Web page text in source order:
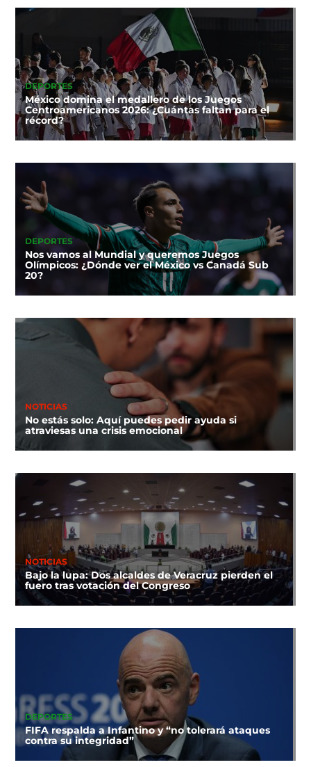
DEPORTES
México domina el medallero de los Juegos
Centroamericanos 2026: ¿Cuántas faltan para el
récord?
DEPORTES
Nos vamos al Mundial y queremos Juegos
Olímpicos: ¿Dónde ver el México vs Canadá Sub
20?
NOTICIAS
No estás solo: Aquí puedes pedir ayuda si
atraviesas una crisis emocional
NOTICIAS
Bajo la lupa: Dos alcaldes de Veracruz pierden el
fuero tras votación del Congreso
DEPORTES
FIFA respalda a Infantino y “no tolerará ataques
contra su integridad”